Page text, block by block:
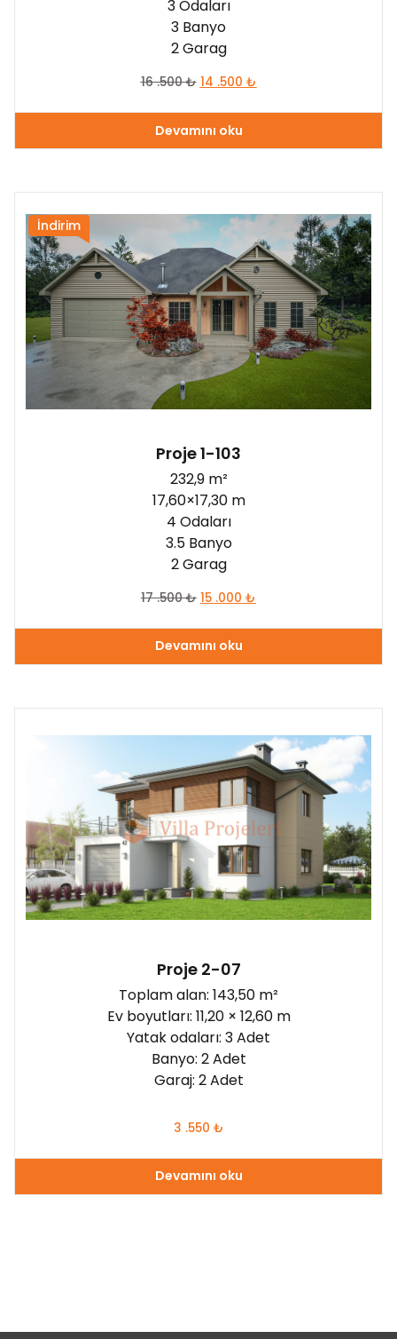
3 Odaları
3 Banyo
2 Garag
16 .500₺ 14 .500 ₺
Devamını oku
İndirim
Proje 1-103
232,9 m²
17,60×17,30 m
4 Odaları
3.5 Banyo
2 Garag
17 .500₺ 15 .000 ₺
Devamını oku
Proje 2-07
Toplam alan: 143,50 m²
Ev boyutları: 11,20 × 12,60 m
Yatak odaları: 3 Adet
Banyo: 2 Adet
Garaj: 2 Adet
3 .550 ₺
Devamını oku